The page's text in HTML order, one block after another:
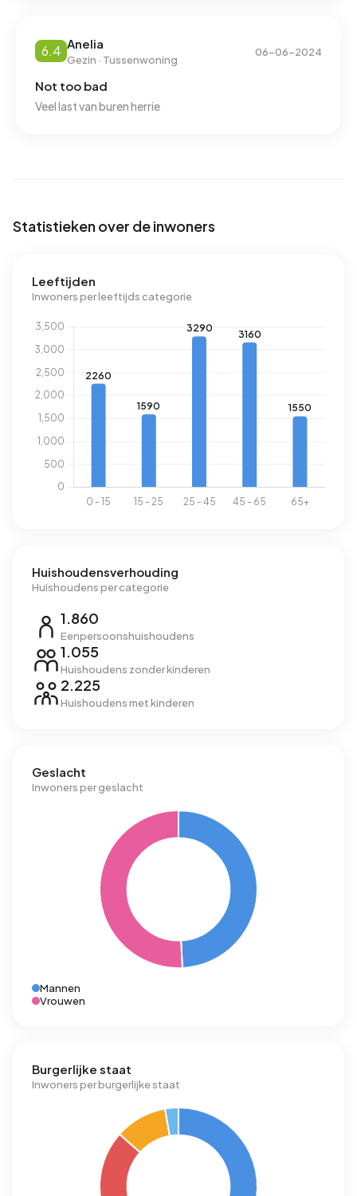
6.4 Anelia
Gezin · Tussenwoning
06-06-2024
Not too bad
Veel last van buren herrie
Statistieken over de inwoners
Leeftijden
Inwoners per leeftijds categorie
Huishoudensverhouding
Huishoudens per categorie
1.860
Eenpersoonshuishoudens
1.055
Huishoudens zonder kinderen
2.225
Huishoudens met kinderen
Geslacht
Inwoners per geslacht
Mannen
Vrouwen
Burgerlijke staat
Inwoners per burgerlijke staat